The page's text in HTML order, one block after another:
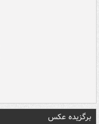
برگزیده عکس